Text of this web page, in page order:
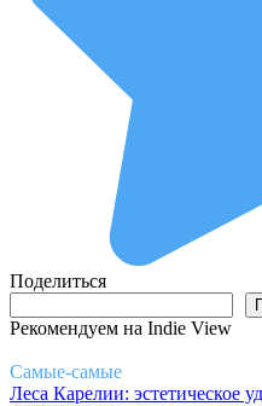
Поделиться
Рекомендуем на Indie View
Самые-самые
Леса Карелии: эстетическое